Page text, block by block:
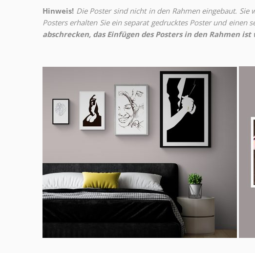
Hinweis! Die Poster sind nicht in den Rahmen eingebaut.
Posters erhalten Sie ein separat gedrucktes Poster und einen
abschrecken, das Einfügen des Posters in den Rahmen